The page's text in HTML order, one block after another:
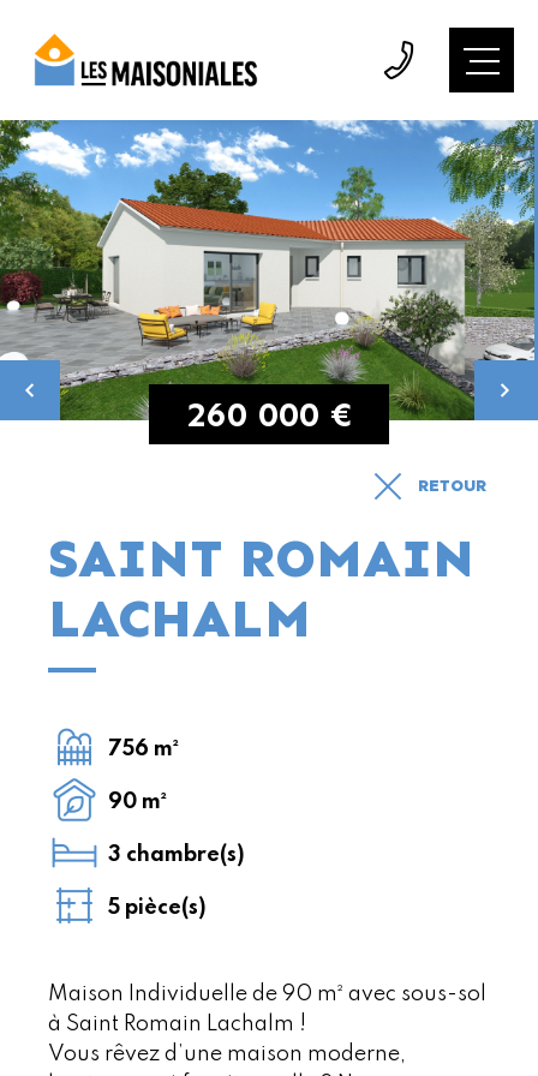
RETOUR
SAINT ROMAIN
LACHALM
260 000 €
756 m²
90 m²
3 chambre(s)
5 pièce(s)
Maison Individuelle de 90 m² avec sous-sol
à Saint Romain Lachalm !
Vous rêvez d’une maison moderne,